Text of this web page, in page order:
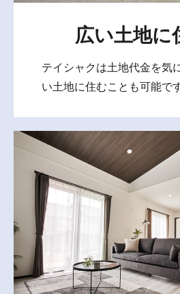
広い土地に
テイシャクは土地代金を気
い土地に住むことも可能です